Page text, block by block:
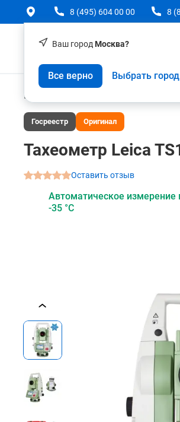
Ваш город Москва?
Все верно Выбрать город
8 (495) 604 00 00 8
Геодезическое оборудование
Госреестр Оригинал
Тахеометр Leica
Оставить отзыв
Автоматическое
-35 °C
Тахеометр Leica TS11 R1000
О товаре Характеристики